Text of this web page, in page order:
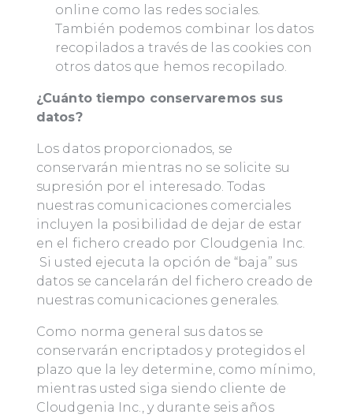
online como las redes sociales.
También podemos combinar los datos
recopilados a través de las cookies con
otros datos que hemos recopilado.
¿Cuánto tiempo conservaremos sus
datos?
Los datos proporcionados, se
conservarán mientras no se solicite su
supresión por el interesado. Todas
nuestras comunicaciones comerciales
incluyen la posibilidad de dejar de estar
en el fichero creado por Cloudgenia Inc.
Si usted ejecuta la opción de “baja” sus
datos se cancelarán del fichero creado de
nuestras comunicaciones generales.
Como norma general sus datos se
conservarán encriptados y protegidos el
plazo que la ley determine, como mínimo,
mientras usted siga siendo cliente de
Cloudgenia Inc., y durante seis años